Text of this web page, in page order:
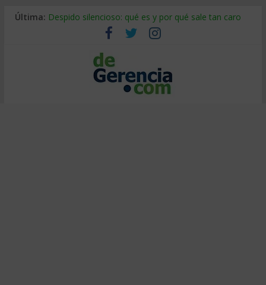
Última: Despido silencioso: qué es y por qué sale tan caro
La economía de Venezuela después del terremoto
Los 8 pasos de Kotter: liderar el cambio sin fracasar
Gestión de proyectos con IA: qué cambia en el oficio
IA y creatividad: cómo evitar que todos piensen igual